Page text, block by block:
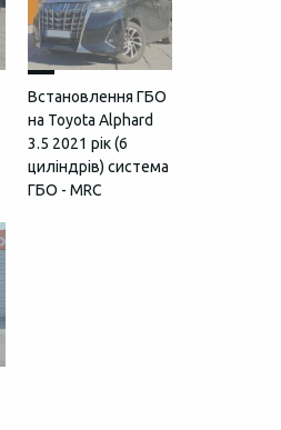
Встановлення ГБО
на Toyota Alphard
3.5 2021 рік (6
циліндрів) система
ГБО - MRC